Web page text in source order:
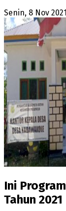
Senin, 8 Nov
Ini
Tahun 2021